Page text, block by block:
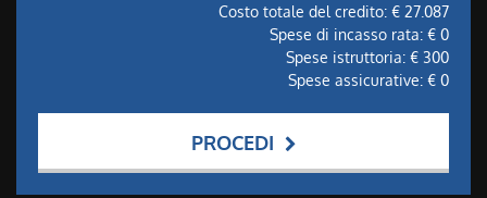
Costo totale del credito: € 27.087
Spese di incasso rata: € 0
Spese istruttoria: € 300
Spese assicurative: € 0
PROCEDI